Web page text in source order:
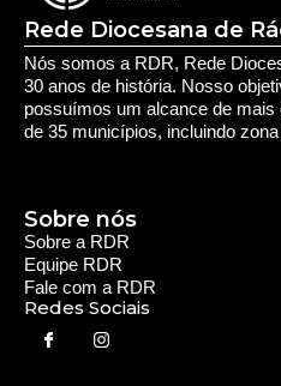
Rede Diocesana de
Nós somos a RDR, Rede
30 anos de história. Nosso
possuímos um alcance de
de 35 municípios, incluindo
Sobre a RDR
Equipe RDR
Fale com a RDR
Redes Sociais
Sobre nós